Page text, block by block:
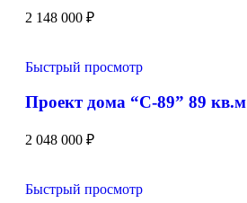
2 148 000 ₽
Быстрый просмотр
Проект дома “С-89” 89 кв.м
2 048 000 ₽
Быстрый просмотр